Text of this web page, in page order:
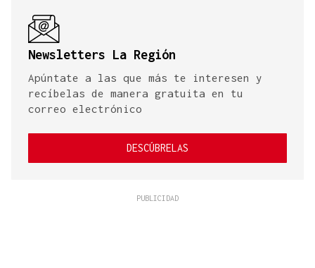
Newsletters La Región
Apúntate a las que más te interesen y
recíbelas de manera gratuita en tu
correo electrónico
DESCÚBRELAS